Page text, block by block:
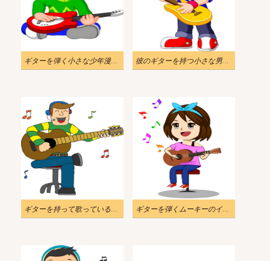
ギターを弾く小さな少年漫画のイラスト 彼のギターを持つ小さな男の子のイラスト
ギターを持って歌っている男性のイラスト ギターを弾くムーキーのイラスト